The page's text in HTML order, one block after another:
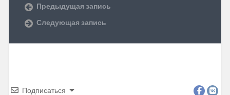
Предыдущая запись
Следующая запись
Подписаться